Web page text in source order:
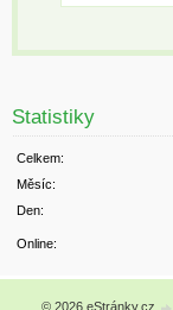
Statistiky
Online:
Celkem:
Měsíc:
Den:
© 2026 eStránky.cz